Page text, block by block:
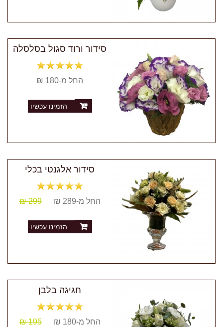
סידור ורוד סגול בסלסלה
החל מ-180 ₪
הזמינו עכשיו
סידור אלגנטי בכלי
החל מ-289 ₪ 299 ₪
הזמינו עכשיו
חגיגה בלבן
החל מ-180 ₪ 195 ₪